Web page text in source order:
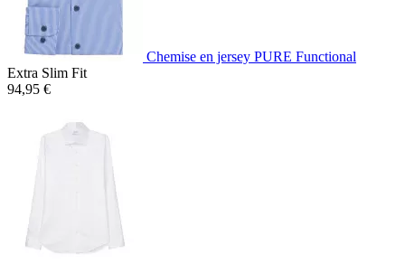
Chemise en jersey PURE Functional
Extra Slim Fit
94,95 €